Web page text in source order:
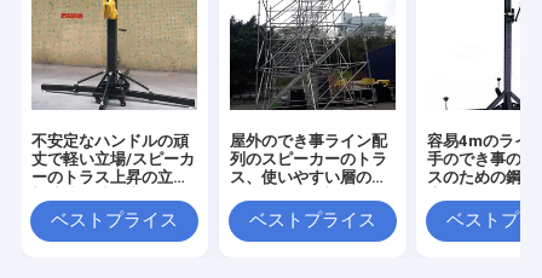
不安定なハンドルの頑
丈で軽い立場/スピーカ
ーのトラス上昇の立場
ワーベストプライス
屋外のでき事ライン配
列のスピーカーのトラ
ス、使いやすい層のト
ベストプライス
容易4mのライ
手のでき事の照
スのための鋼鉄
の立場を取付け
い
ベストプラ